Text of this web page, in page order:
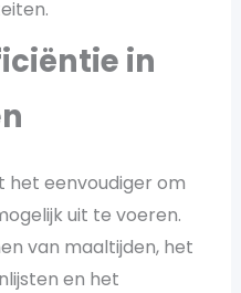
in
het eenvoudiger om
uit te voeren.
van maaltijden, het
en het